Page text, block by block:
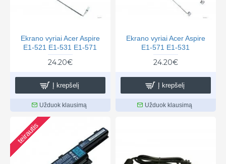
Ekrano vyriai Acer Aspire
E1-521 E1-531 E1-571
24.20€
Į krepšelį
Užduok klausimą
Ekrano vyriai Acer Aspire
E1-571 E1-531
24.20€
Į krepšelį
Užduok klausimą
teirautis